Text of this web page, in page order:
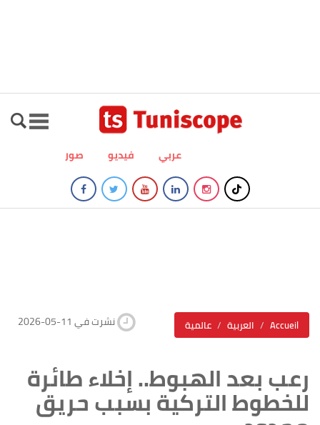
صور فيديو عربي
عالمية العربية Accueil 2026-05-11 نشرت في
رعب بعد الهبوط.. إخلاء طائرة
للخطوط التركية بسبب حريق